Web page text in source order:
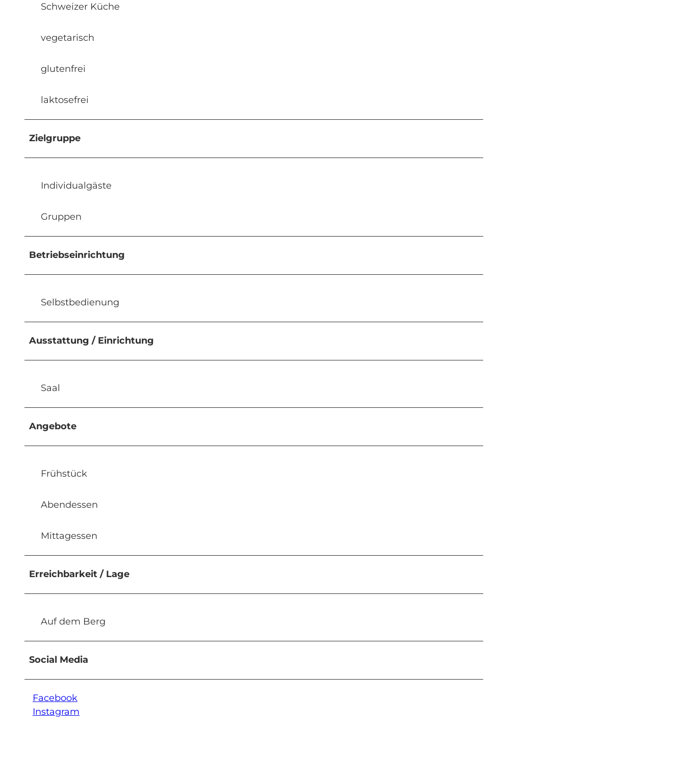
Schweizer Küche
vegetarisch
glutenfrei
laktosefrei
Zielgruppe
Individualgäste
Gruppen
Betriebseinrichtung
Selbstbedienung
Ausstattung / Einrichtung
Saal
Angebote
Frühstück
Abendessen
Mittagessen
Erreichbarkeit / Lage
Auf dem Berg
Social Media
Facebook
Instagram